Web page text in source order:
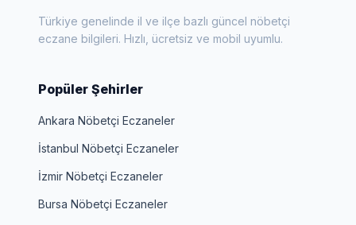
Türkiye genelinde il ve ilçe bazlı güncel nöbetçi
eczane bilgileri. Hızlı, ücretsiz ve mobil uyumlu.
Popüler Şehirler
Ankara Nöbetçi Eczaneler
İstanbul Nöbetçi Eczaneler
İzmir Nöbetçi Eczaneler
Bursa Nöbetçi Eczaneler